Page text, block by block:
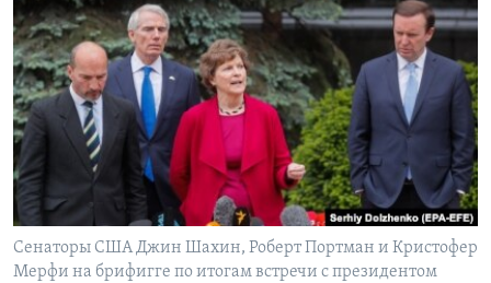
Learning English
СОЦИАЛЬНЫЕ СЕТИ
Языки
Сенаторы США Джин Шахин, Роберт Портман и Кристофер
Мерфи на брифигге по итогам встречи с президентом